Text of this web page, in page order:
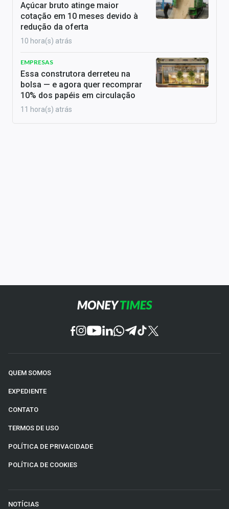
Açúcar bruto atinge maior
cotação em 10 meses devido à
redução da oferta
10 hora(s) atrás
EMPRESAS
Essa construtora derreteu na
bolsa — e agora quer recomprar
10% dos papéis em circulação
11 hora(s) atrás
QUEM SOMOS
EXPEDIENTE
CONTATO
TERMOS DE USO
POLÍTICA DE PRIVACIDADE
POLÍTICA DE COOKIES
NOTÍCIAS